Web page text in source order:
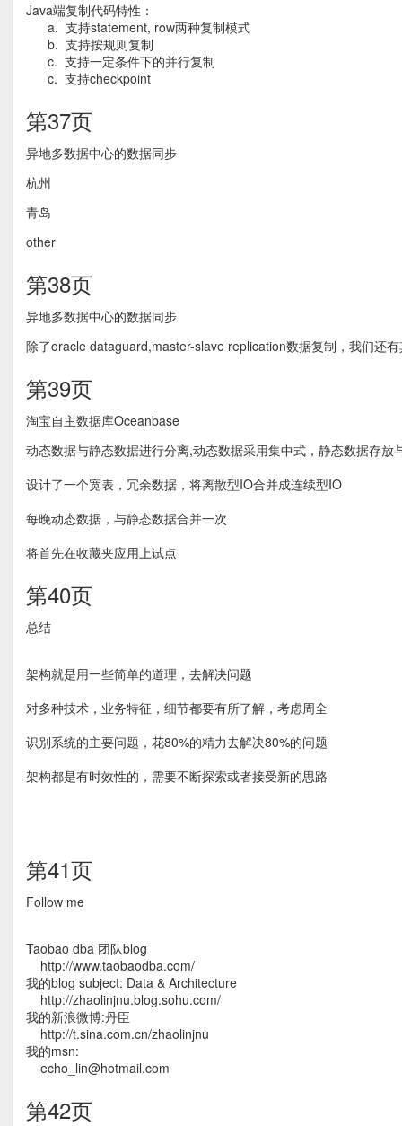
Java端复制代码特性：
a. 支持statement, row两种复制模式
b. 支持按规则复制
c. 支持一定条件下的并行复制
c. 支持checkpoint
第37页
异地多数据中心的数据同步
杭州
青岛
other
第38页
异地多数据中心的数据同步
除了oracle dataguard,master-slave replication数据复制，我们还
第39页
淘宝自主数据库Oceanbase
动态数据与静态数据进行分离,动态数据采用集中式，静态数据存放
设计了一个宽表，冗余数据，将离散型IO合并成连续型IO
每晚动态数据，与静态数据合并一次
将首先在收藏夹应用上试点
第40页
总结
架构就是用一些简单的道理，去解决问题
对多种技术，业务特征，细节都要有所了解，考虑周全
识别系统的主要问题，花80%的精力去解决80%的问题
架构都是有时效性的，需要不断探索或者接受新的思路
第41页
Follow me
Taobao dba 团队blog
http://www.taobaodba.com/
我的blog subject: Data & Architecture
http://zhaolinjnu.blog.sohu.com/
我的新浪微博:丹臣
http://t.sina.com.cn/zhaolinjnu
我的msn:
echo_lin@hotmail.com
第42页